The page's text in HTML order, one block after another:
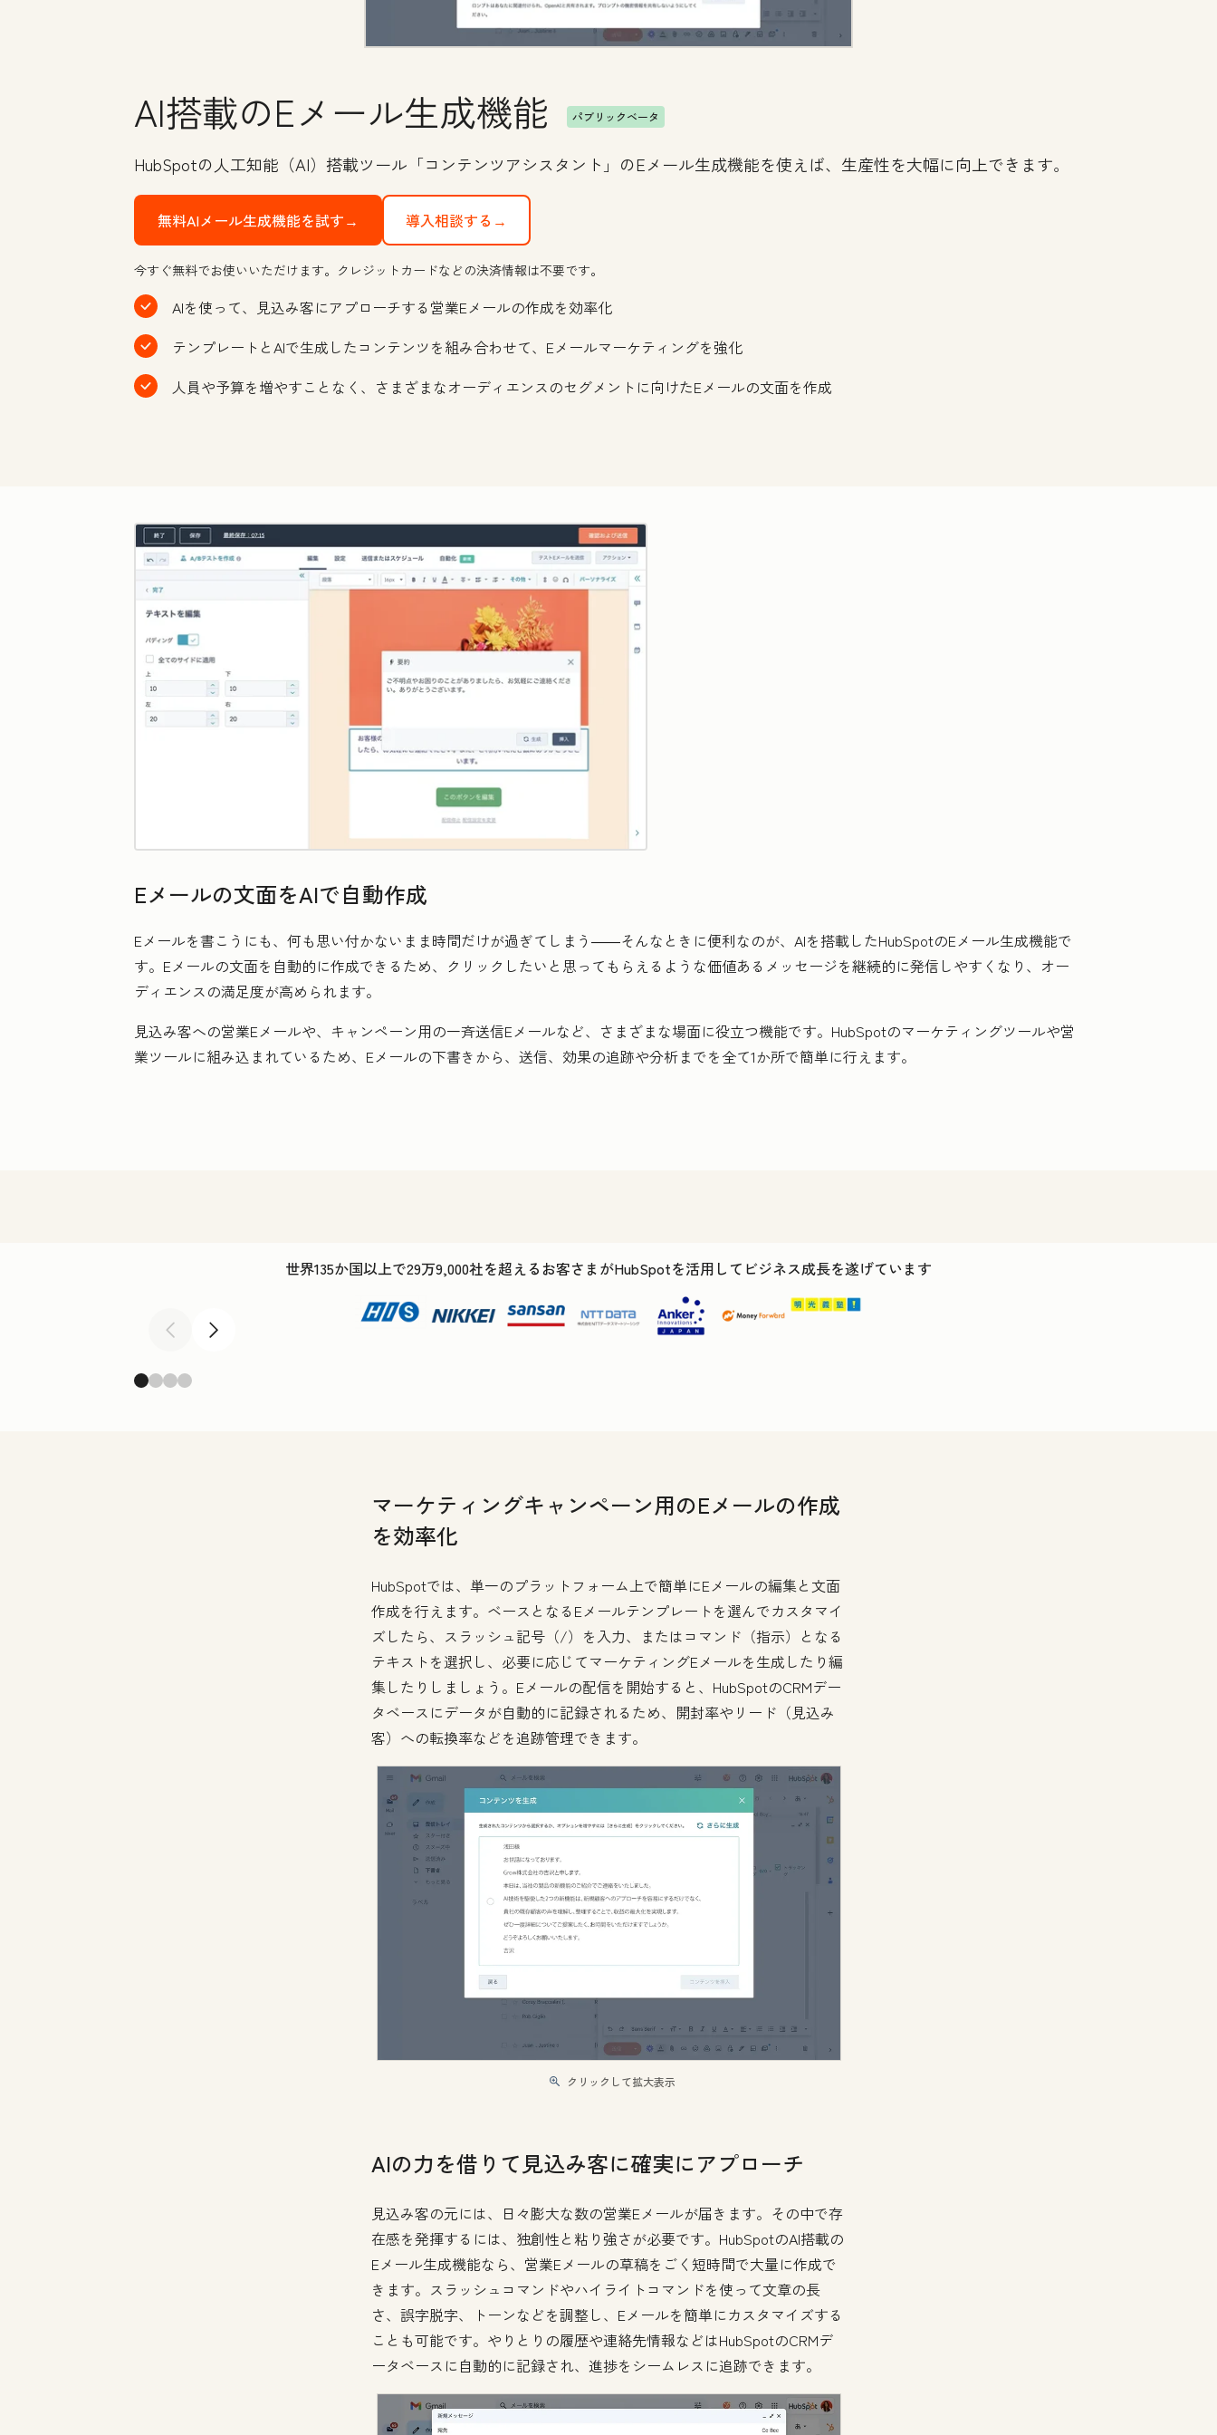
AI搭載のEメール生成機能 パブリックベータ
HubSpotの人工知能（AI）搭載ツール「コンテンツアシスタント」のEメール生成機能を使えば、生産性を大幅に向上できます。
無料AIメール生成機能を試す→ 導入相談する→
今すぐ無料でお使いいただけます。クレジットカードなどの決済情報は不要です。
AIを使って、見込み客にアプローチする営業Eメールの作成を効率化
テンプレートとAIで生成したコンテンツを組み合わせて、Eメールマーケティングを強化
人員や予算を増やすことなく、さまざまなオーディエンスのセグメントに向けたEメールの文面を作成
Eメールの文面をAIで自動作成
Eメールを書こうにも、何も思い付かないまま時間だけが過ぎてしまう――そんなときに便利なのが、AIを搭載したHubSpotのEメール生成機能で
す。Eメールの文面を自動的に作成できるため、クリックしたいと思ってもらえるような価値あるメッセージを継続的に発信しやすくなり、オー
ディエンスの満足度が高められます。
見込み客への営業Eメールや、キャンペーン用の一斉送信Eメールなど、さまざまな場面に役立つ機能です。HubSpotのマーケティングツールや営
業ツールに組み込まれているため、Eメールの下書きから、送信、効果の追跡や分析までを全て1か所で簡単に行えます。
世界135か国以上で29万9,000社を超えるお客さまがHubSpotを活用してビジネス成長を遂げています
前へ 次へ
マーケティングキャンペーン用のEメールの作成
を効率化
HubSpotでは、単一のプラットフォーム上で簡単にEメールの編集と文面
作成を行えます。ベースとなるEメールテンプレートを選んでカスタマイ
ズしたら、スラッシュ記号（/）を入力、またはコマンド（指示）となる
テキストを選択し、必要に応じてマーケティングEメールを生成したり編
集したりしましょう。Eメールの配信を開始すると、HubSpotのCRMデー
タベースにデータが自動的に記録されるため、開封率やリード（見込み
客）への転換率などを追跡管理できます。
クリックして拡大表示
AIの力を借りて見込み客に確実にアプローチ
見込み客の元には、日々膨大な数の営業Eメールが届きます。その中で存
在感を発揮するには、独創性と粘り強さが必要です。HubSpotのAI搭載の
Eメール生成機能なら、営業Eメールの草稿をごく短時間で大量に作成で
きます。スラッシュコマンドやハイライトコマンドを使って文章の長
さ、誤字脱字、トーンなどを調整し、Eメールを簡単にカスタマイズする
ことも可能です。やりとりの履歴や連絡先情報などはHubSpotのCRMデ
ータベースに自動的に記録され、進捗をシームレスに追跡できます。